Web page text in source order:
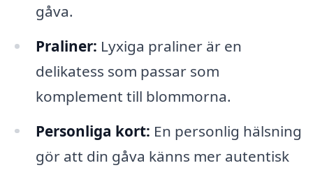
gåva.
Praliner: Lyxiga praliner är en
delikatess som passar som
komplement till blommorna.
Personliga kort: En personlig hälsning
gör att din gåva känns mer autentisk